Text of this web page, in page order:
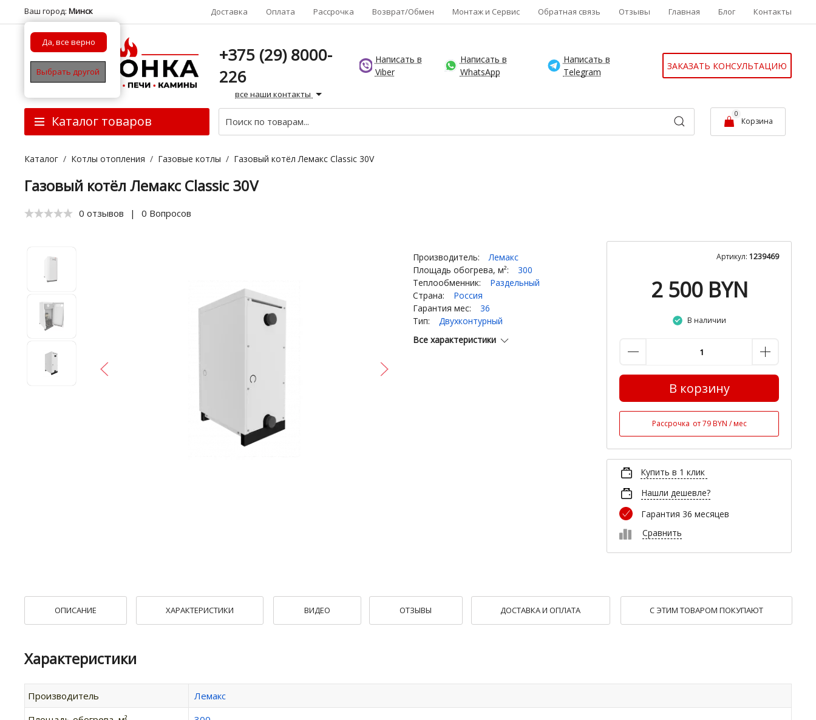
Ваш город: Минск
Да, все верно
Выбрать другой
Доставка Оплата Рассрочка Возврат/Обмен Монтаж и Сервис Обратная связь Отзывы Главная Блог Контакты
+375 (29) 8000-
226
все наши контакты
Написать в
Viber
Написать в
WhatsApp
Написать в
Telegram
ЗАКАЗАТЬ КОНСУЛЬТАЦИЮ
Каталог товаров 0
Корзина
Каталог / Котлы отопления / Газовые котлы / Газовый котёл Лемакс Classic 30V
Газовый котёл Лемакс Classic 30V
0 отзывов | 0 Вопросов
Производитель:
Лемакс
Площадь обогрева, м²:
300
Теплообменник:
Раздельный
Страна:
Россия
Гарантия мес:
36
Тип:
Двухконтурный
Все характеристики
Артикул: 1239469
2 500 BYN
В наличии
В корзину
Рассрочка от 79 BYN / мес
Купить в 1 клик
Нашли дешевле?
Гарантия 36 месяцев
Сравнить
ОПИСАНИЕ ХАРАКТЕРИСТИКИ ВИДЕО ОТЗЫВЫ ДОСТАВКА И ОПЛАТА С ЭТИМ ТОВАРОМ ПОКУПАЮТ
Характеристики
Производитель
Лемакс